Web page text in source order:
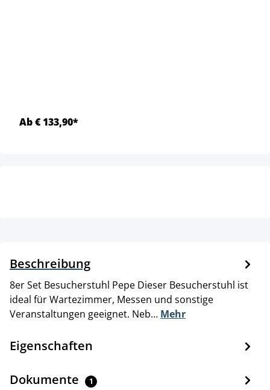
Ab € 133,90*
Beschreibung
8er Set Besucherstuhl Pepe Dieser Besucherstuhl ist
ideal für Wartezimmer, Messen und sonstige
Veranstaltungen geeignet. Neb… Mehr
Eigenschaften
Dokumente 1